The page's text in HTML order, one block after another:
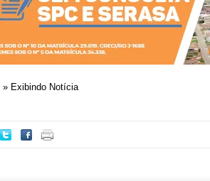
» Exibindo Notícia